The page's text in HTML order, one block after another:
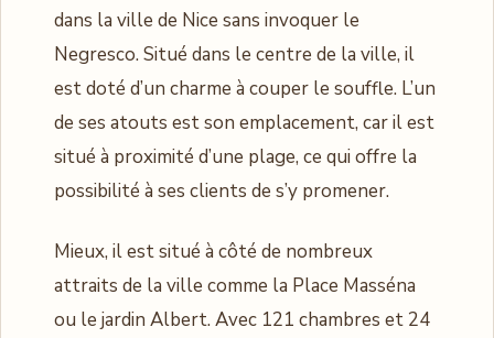
dans la ville de Nice sans invoquer le
Negresco. Situé dans le centre de la ville, il
est doté d’un charme à couper le souffle. L’un
de ses atouts est son emplacement, car il est
situé à proximité d’une plage, ce qui offre la
possibilité à ses clients de s’y promener.
Mieux, il est situé à côté de nombreux
attraits de la ville comme la Place Masséna
ou le jardin Albert. Avec 121 chambres et 24